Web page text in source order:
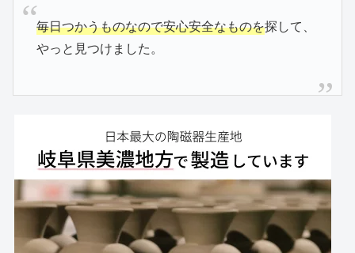
毎日つかうものなので安心安全なものを探して、
やっと見つけました。